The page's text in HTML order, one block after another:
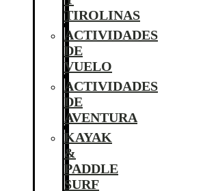
TIROLINAS
ACTIVIDADES
DE
VUELO
ACTIVIDADES
DE
AVENTURA
KAYAK
&
PADDLE
SURF